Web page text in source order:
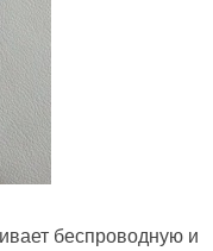
беспроводную и